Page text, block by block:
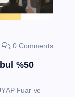
0 Comments
%50
Fuar ve